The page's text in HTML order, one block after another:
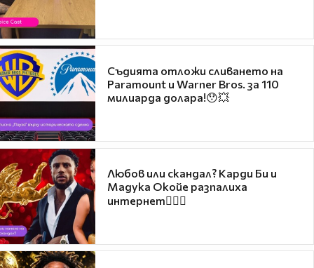
Съдията отложи сливането на
Paramount и Warner Bros. за 110
милиарда долара!😯💥
Любов или скандал? Карди Би и
Мадука Окойе разпалиха
интернет❤️‍🔥🔥